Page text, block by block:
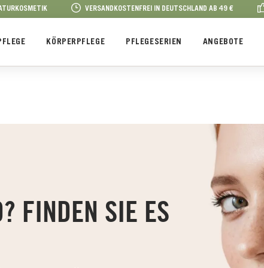
VERSANDKOSTENFREI IN DEUTSCHLAND AB 49 €
KÖRPERPFLEGE PFLEGESERIEN ANGEBOTE
FINDEN SIE ES